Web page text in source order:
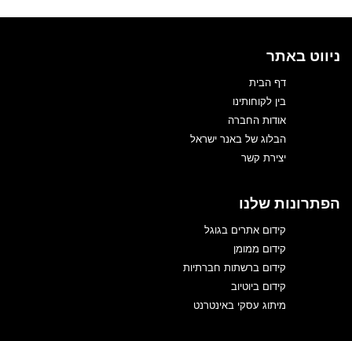
ניווט באתר
דף הבית
בין לקוחותינו
אודות החברה
הבלוג של באנר ישראל
יצירת קשר
הפתרונות שלנו
קידום אתרים בגוגל
קידום ממומן
קידום ברשתות חברתיות
קידום ביוטיוב
מיתוג עסקי באינטרנט